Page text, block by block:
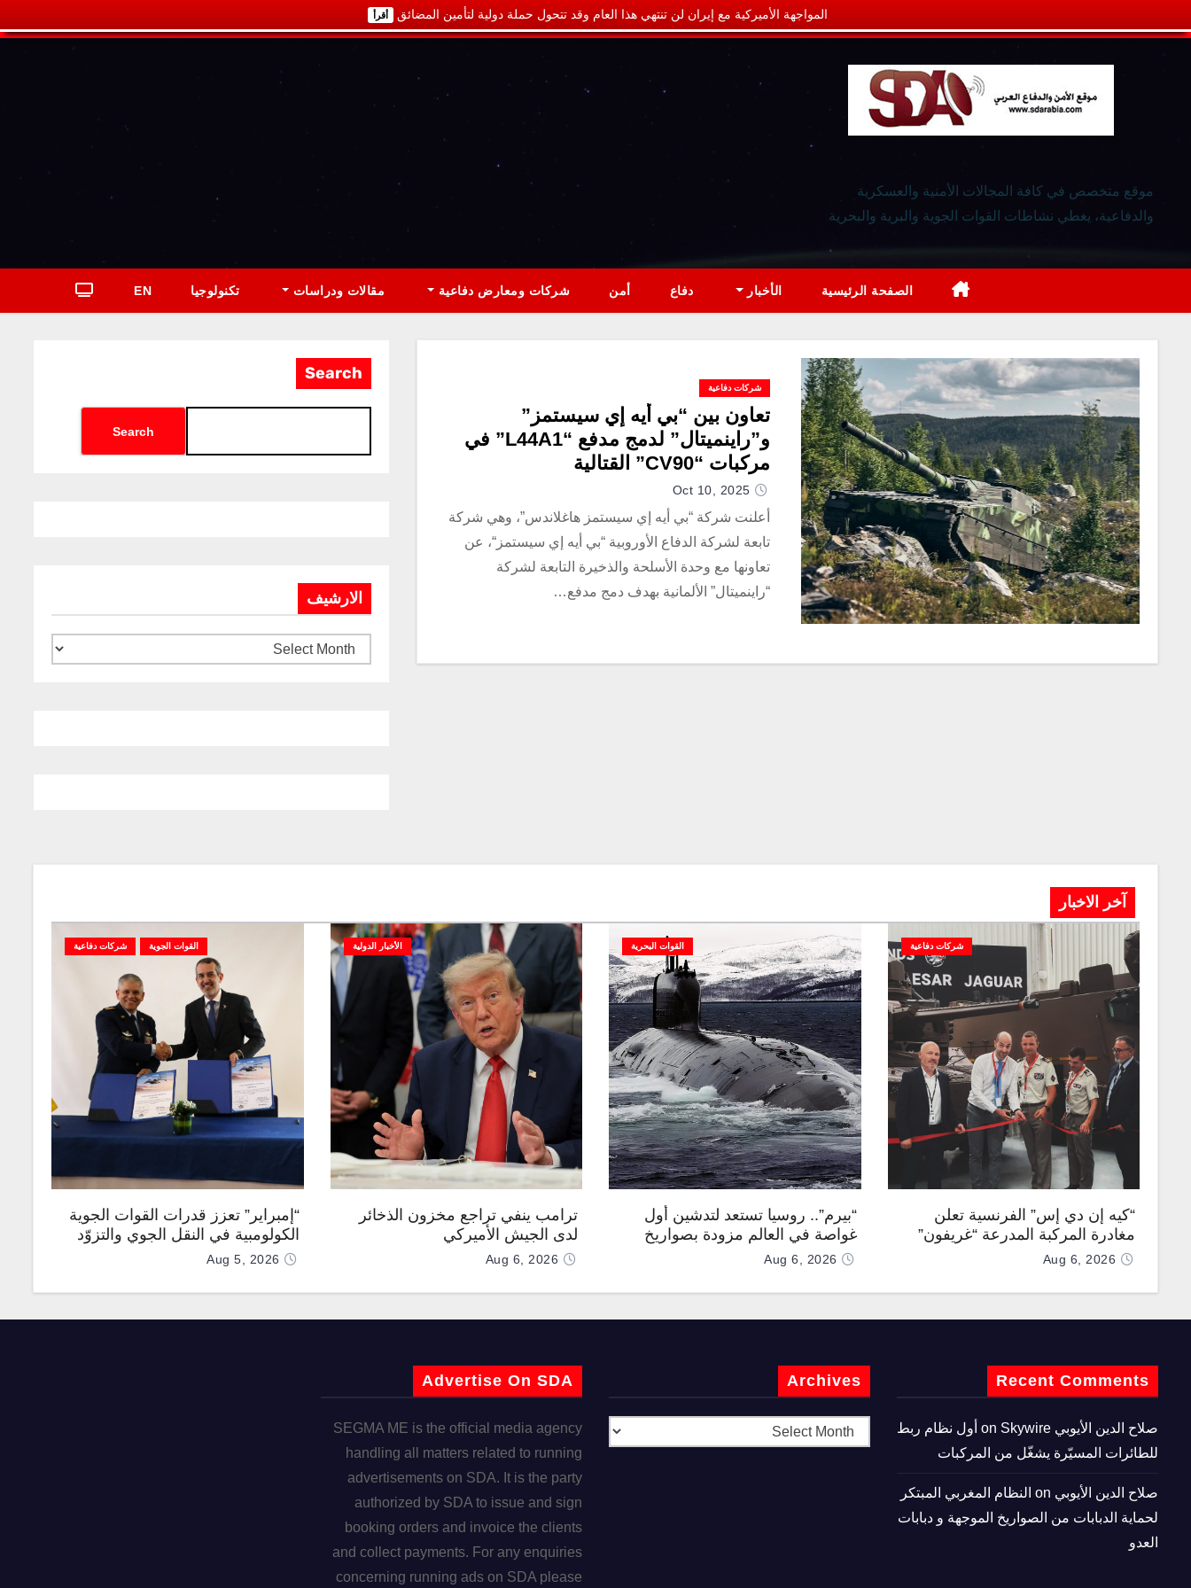
المواجهة الأميركية مع إيران لن تنتهي هذا العام وقد تتحول حملة دولية لتأمين المضائق أقرأ
موقع متخصص في كافة المجالات الأمنية والعسكرية
والدفاعية، يغطي نشاطات القوات الجوية والبرية والبحرية
الصفحة الرئيسية الأخبار دفاع أمن شركات ومعارض دفاعية مقالات ودراسات تكنولوجيا EN
شركات دفاعية
تعاون بين “بي أيه إي سيستمز”
و”راينميتال” لدمج مدفع “L44A1” في
مركبات “CV90” القتالية
Oct 10, 2025
أعلنت شركة “بي أيه إي سيستمز هاغلاندس”، وهي شركة
تابعة لشركة الدفاع الأوروبية “بي أيه إي سيستمز“، عن
تعاونها مع وحدة الأسلحة والذخيرة التابعة لشركة
“راينميتال” الألمانية بهدف دمج مدفع…
Search
Search
الارشيف
آخر الاخبار
شركات دفاعية
“كيه إن دي إس” الفرنسية تعلن
مغادرة المركبة المدرعة “غريفون”
رقم 1000 لخط الإنتاجAug 6, 2026
القوات البحرية
“بيرم”.. روسيا تستعد لتدشين أول
غواصة في العالم مزودة بصواريخ
كروز فرط صوتية
Aug 6, 2026
الأخبار الدولية
ترامب ينفي تراجع مخزون الذخائر
لدى الجيش الأميركي
Aug 6, 2026
القوات الجوية شركات دفاعية
“إمبراير” تعزز قدرات القوات الجوية
الكولومبية في النقل الجوي والتزوّد
بالوقود جوًا من خلال تزويدها بطائرتي
Aug 5, 2026
Recent Comments
صلاح الدين الأيوبي
Skywire أول نظام ربط
للطائرات المسيّرة يشغّل من المركبات
صلاح الدين الأيوبي
النظام المغربي المبتكر
لحماية الدبابات من الصواريخ الموجهة و دبابات
العدو
Archives
Advertise On SDA
SEGMA ME is the official media agency
handling all matters related to running
advertisements on SDA. It is the party
authorized by SDA to issue and sign
booking orders and invoice the clients
and collect payments. For any enquiries
concerning running ads on SDA please